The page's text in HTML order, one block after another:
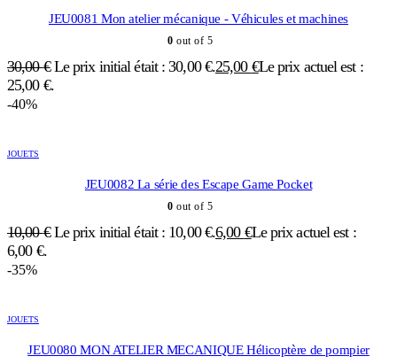
JEU0081 Mon atelier mécanique - Véhicules et machines
0 out of 5
30,00€ Le prix initial était : 30,00 €.25,00 €Le prix actuel est :
25,00 €.
-40%
JOUETS
JEU0082 La série des Escape Game Pocket
0 out of 5
10,00€ Le prix initial était : 10,00 €.6,00 €Le prix actuel est :
6,00 €.
-35%
JOUETS
JEU0080 MON ATELIER MECANIQUE Hélicoptère de pompier